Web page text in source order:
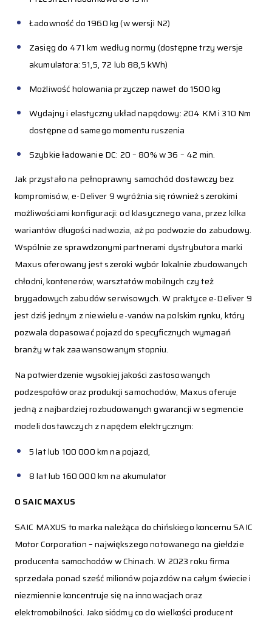
Ładowność do 1960 kg (w wersji N2)
Zasięg do 471 km według normy (dostępne trzy wersje
akumulatora: 51,5, 72 lub 88,5 kWh)
Możliwość holowania przyczep nawet do 1500 kg
Wydajny i elastyczny układ napędowy: 204 KM i 310 Nm
dostępne od samego momentu ruszenia
Szybkie ładowanie DC: 20 – 80% w 36 – 42 min.
Jak przystało na pełnoprawny samochód dostawczy bez
kompromisów, e-Deliver 9 wyróżnia się również szerokimi
możliwościami konfiguracji: od klasycznego vana, przez kilka
wariantów długości nadwozia, aż po podwozie do zabudowy.
Wspólnie ze sprawdzonymi partnerami dystrybutora marki
Maxus oferowany jest szeroki wybór lokalnie zbudowanych
chłodni, kontenerów, warsztatów mobilnych czy też
brygadowych zabudów serwisowych. W praktyce e-Deliver 9
jest dziś jednym z niewielu e-vanów na polskim rynku, który
pozwala dopasować pojazd do specyficznych wymagań
branży w tak zaawansowanym stopniu.
Na potwierdzenie wysokiej jakości zastosowanych
podzespołów oraz produkcji samochodów, Maxus oferuje
jedną z najbardziej rozbudowanych gwarancji w segmencie
modeli dostawczych z napędem elektrycznym:
5 lat lub 100 000 km na pojazd,
8 lat lub 160 000 km na akumulator
O SAIC MAXUS
SAIC MAXUS to marka należąca do chińskiego koncernu SAIC
Motor Corporation – największego notowanego na giełdzie
producenta samochodów w Chinach. W 2023 roku firma
sprzedała ponad sześć milionów pojazdów na całym świecie i
niezmiennie koncentruje się na innowacjach oraz
elektromobilności. Jako siódmy co do wielkości producent